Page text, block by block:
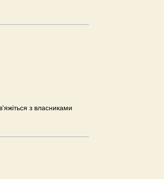
з власниками